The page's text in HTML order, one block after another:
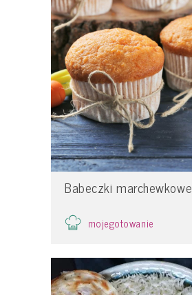
Babeczki marchewkowe
mojegotowanie